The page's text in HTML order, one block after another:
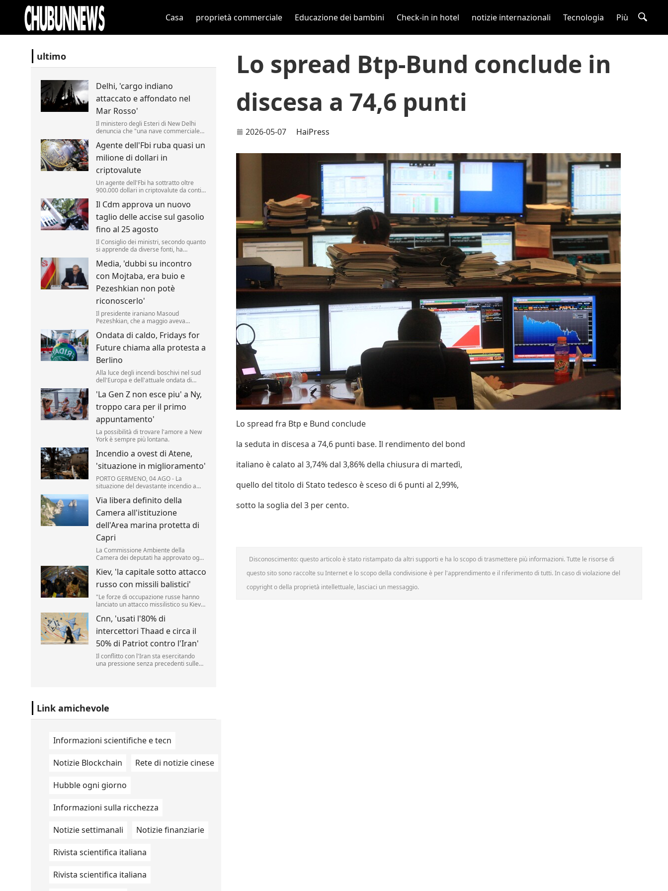
Casa proprietà commerciale Educazione dei bambini Check-in in hotel notizie internazionali Tecnologia Più
ultimo
Delhi, 'cargo indiano
attaccato e affondato nel
Mar Rosso'
Il ministero degli Esteri di New Delhi
denuncia che "una nave commerciale
Noore Oliya" ha subito "un attacco" ed
"è affondata nel Mar Rosso al largo
delle coste dello Yemen".
Agente dell'Fbi ruba quasi un
milione di dollari in
criptovalute
Un agente dell'Fbi ha sottratto oltre
900.000 dollari in criptovalute da conti
un'indagine. Lo riporta la Cnn.
Il Cdm approva un nuovo
taglio delle accise sul gasolio
fino al 25 agosto
Il Consiglio dei ministri, secondo quanto
si apprende da diverse fonti, ha
sul gasolio fino al 25 agosto. Il valore
della riduzione resta di 17 centesimi al
litro (compresa l'Iva) .
Media, 'dubbi su incontro
con Mojtaba, era buio e
Pezeshkian non potè
riconoscerlo'
Il presidente iraniano Masoud
Pezeshkian, che a maggio aveva
la nuova Guida Suprema Mojtaba
Khamenei, avrebbe avuto solo un
incontro di pochi minuti, al buio, senza
poterlo riconoscere.
Ondata di caldo, Fridays for
Future chiama alla protesta a
Berlino
Alla luce degli incendi boschivi nel sud
dell'Europa e dell'attuale ondata di
del clima "Fridays for Future" ha indetto
per giovedì pomeriggio una
manifestazione davanti alla Cancelleria
federale tedesca a Berlino.
'La Gen Z non esce piu' a Ny,
troppo cara per il primo
appuntamento'
La possibilità di trovare l'amore a New
York è sempre più lontana.
Incendio a ovest di Atene,
'situazione in miglioramento'
PORTO GERMENO, 04 AGO - La
situazione del devastante incendio a
migliorata", secondo i vigili del fuoco
mobilitati per il quinto giorno
consecutivo per domare le fiamme che
hanno colpito migliaia di ettari di pinete,
macchia ...
Via libera definito della
Camera all'istituzione
dell'Area marina protetta di
Capri
La Commissione Ambiente della
Camera dei deputati ha approvato oggi
per l'istituzione di un Area marina
protetta attorno all'isola di Capri.
Kiev, 'la capitale sotto attacco
russo con missili balistici'
"Le forze di occupazione russe hanno
lanciato un attacco missilistico su Kiev
esplosioni sono state udite in città". Lo
ha reso noto l'amministrazione militare
della capitale ucraina (Kmva), citato
dall'Ukrainska Pravda.
Cnn, 'usati l'80% di
intercettori Thaad e circa il
50% di Patriot contro l'Iran'
Il conflitto con l'Iran sta esercitando
una pressione senza precedenti sulle
Link amichevole
Informazioni scientifiche e tecn
Notizie Blockchain Rete di notizie cinese
Hubble ogni giorno
Informazioni sulla ricchezza
Notizie settimanali Notizie finanziarie
Rivista scientifica italiana
Rivista scientifica italiana
Lo spread Btp-Bund conclude in
discesa a 74,6 punti
2026-05-07 HaiPress
Lo spread fra Btp e Bund conclude
la seduta in discesa a 74,6 punti base. Il rendimento del bond
italiano è calato al 3,74% dal 3,86% della chiusura di martedì,
quello del titolo di Stato tedesco è sceso di 6 punti al 2,99%,
sotto la soglia del 3 per cento.
Disconoscimento: questo articolo è stato ristampato da altri supporti e ha lo scopo di trasmettere più informazioni. Tutte le risorse di
questo sito sono raccolte su Internet e lo scopo della condivisione è per l'apprendimento e il riferimento di tutti. In caso di violazione del
copyright o della proprietà intellettuale, lasciaci un messaggio.